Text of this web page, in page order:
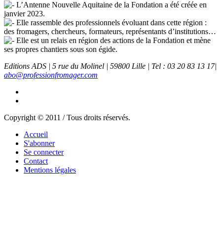
L’Antenne Nouvelle Aquitaine de la Fondation a été créée en
janvier 2023.
Elle rassemble des professionnels évoluant dans cette région :
des fromagers, chercheurs, formateurs, représentants d’institutions…
Elle est un relais en région des actions de la Fondation et mène
ses propres chantiers sous son égide.
Editions ADS | 5 rue du Molinel | 59800 Lille | Tel : 03 20 83 13 17|
abo@professionfromager.com
Copyright © 2011 / Tous droits réservés.
Accueil
S'abonner
Se connecter
Contact
Mentions légales